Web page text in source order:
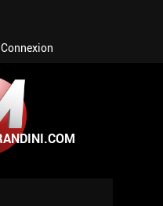
Connexion